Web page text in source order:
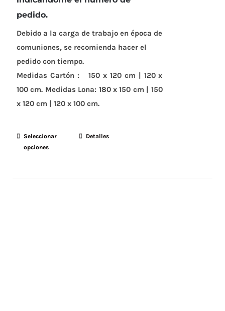
pedido.
Debido a la carga de trabajo en época de
comuniones, se recomienda hacer el
pedido con tiempo.
Medidas Cartón : 150 x 120 cm | 120 x
100 cm. Medidas Lona: 180 x 150 cm | 150
x 120 cm | 120 x 100 cm.
Seleccionar
opciones
EsteDetalles